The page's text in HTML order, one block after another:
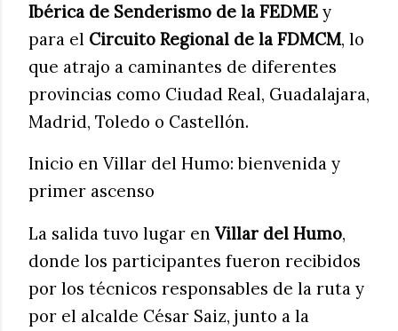
Ibérica de Senderismo de la FEDME y
para el Circuito Regional de la FDMCM, lo
que atrajo a caminantes de diferentes
provincias como Ciudad Real, Guadalajara,
Madrid, Toledo o Castellón.
Inicio en Villar del Humo: bienvenida y
primer ascenso
La salida tuvo lugar en Villar del Humo,
donde los participantes fueron recibidos
por los técnicos responsables de la ruta y
por el alcalde César Saiz, junto a la